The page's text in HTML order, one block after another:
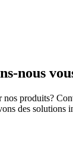
nous
nos produits?
des solutions